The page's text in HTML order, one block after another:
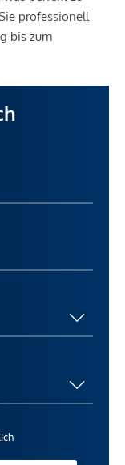
professionell
bis zum